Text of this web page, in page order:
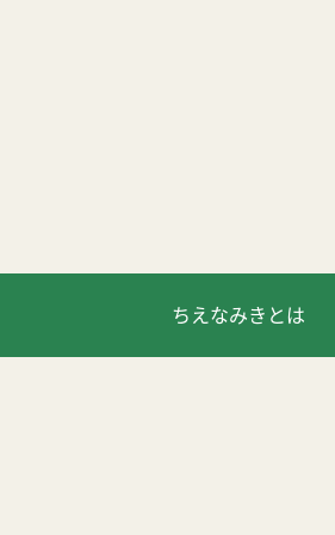
ちえなみきとは